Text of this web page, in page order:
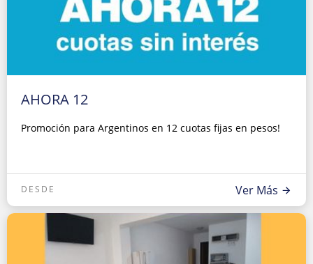
AHORA 12
Promoción para Argentinos en 12 cuotas fijas en pesos!
DESDE Ver Más